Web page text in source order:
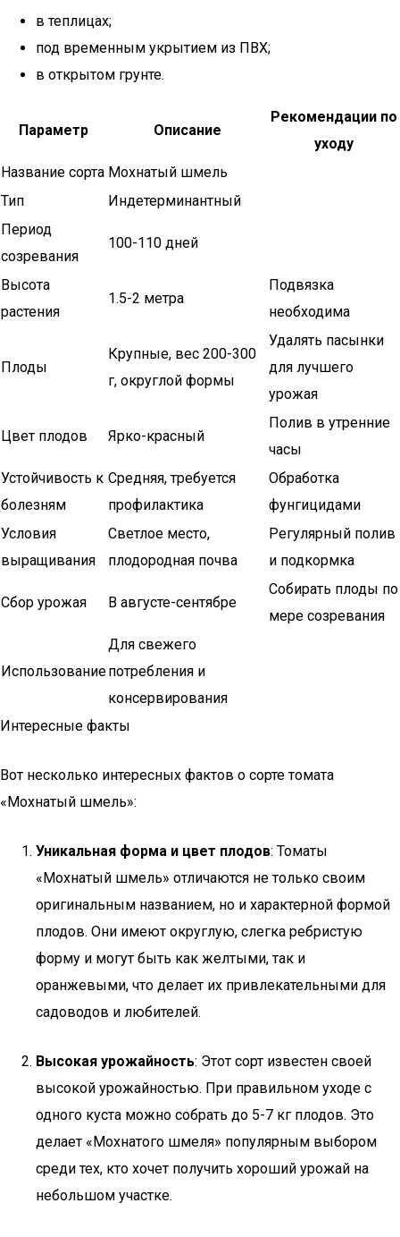
в теплицах;
под временным укрытием из ПВХ;
в открытом грунте.
Параметр Описание
Рекомендации по
уходу
Название сорта Мохнатый шмель
Тип
Индетерминантный
Период
созревания
100-110 дней
Высота
растения
1.5-2 метра
Подвязка
необходима
Плоды
Крупные, вес 200-300
г, округлой формы
Удалять пасынки
для лучшего
урожая
Цвет плодов Ярко-красный
Полив в утренние
часы
Устойчивость к
болезням
Средняя, требуется
профилактика
Обработка
фунгицидами
Условия
выращивания
Светлое место,
плодородная почва
Регулярный полив
и подкормка
Сбор урожая В августе-сентябре
Собирать плоды по
мере созревания
Использование
Для свежего
потребления и
консервирования
Интересные факты
Вот несколько интересных фактов о сорте томата
«Мохнатый шмель»:
Уникальная форма и цвет плодов: Томаты
«Мохнатый шмель» отличаются не только своим
оригинальным названием, но и характерной формой
плодов. Они имеют округлую, слегка ребристую
форму и могут быть как желтыми, так и
оранжевыми, что делает их привлекательными для
садоводов и любителей.
Высокая урожайность: Этот сорт известен своей
высокой урожайностью. При правильном уходе с
одного куста можно собрать до 5-7 кг плодов. Это
делает «Мохнатого шмеля» популярным выбором
среди тех, кто хочет получить хороший урожай на
небольшом участке.